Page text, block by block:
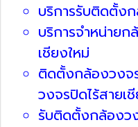
บริการรับติดตั้ง
บริการจำหน่าย
เชียงใหม่
ติดตั้งกล้องวงจ
วงจรปิดไร้สายเ
รับติดตั้งกล้องว